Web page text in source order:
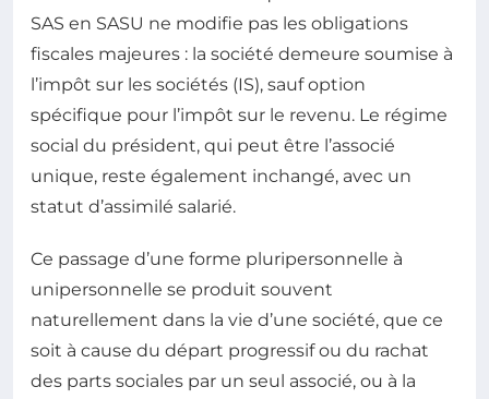
SAS en SASU ne modifie pas les obligations
fiscales majeures : la société demeure soumise à
l’impôt sur les sociétés (IS), sauf option
spécifique pour l’impôt sur le revenu. Le régime
social du président, qui peut être l’associé
unique, reste également inchangé, avec un
statut d’assimilé salarié.
Ce passage d’une forme pluripersonnelle à
unipersonnelle se produit souvent
naturellement dans la vie d’une société, que ce
soit à cause du départ progressif ou du rachat
des parts sociales par un seul associé, ou à la